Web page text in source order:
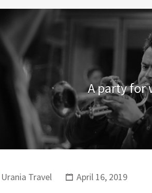
A party for
Urania Travel April 16, 2019